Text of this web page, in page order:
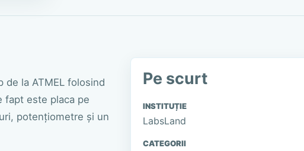
de la ATMEL folosind
fapt este placa pe
potențiometre și un
Pe scurt
INSTITUȚIE
LabsLand
CATEGORII